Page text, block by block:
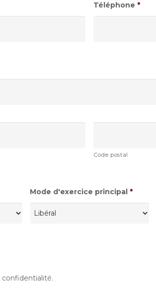
Téléphone *
Code postal
Mode d'exercice principal *
confidentialité.